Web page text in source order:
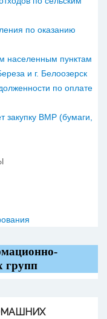
по оказанию
пунктам
и г. Белоозерск
по оплате
закупку ВМР (бумаги,
групп